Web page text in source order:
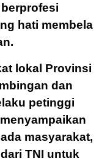
hati membela
lokal Provinsi
dan
petinggi
masyarakat,
TNI untuk